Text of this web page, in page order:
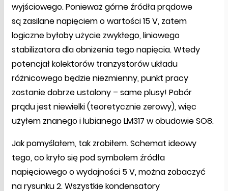
wyjściowego. Ponieważ górne źródła prądowe
są zasilane napięciem o wartości 15 V, zatem
logiczne byłoby użycie zwykłego, liniowego
stabilizatora dla obniżenia tego napięcia. Wtedy
potencjał kolektorów tranzystorów układu
różnicowego będzie niezmienny, punkt pracy
zostanie dobrze ustalony – same plusy! Pobór
prądu jest niewielki (teoretycznie zerowy), więc
użyłem znanego i lubianego LM317 w obudowie SO8.
Jak pomyślałem, tak zrobiłem. Schemat ideowy
tego, co kryło się pod symbolem źródła
napięciowego o wydajności 5 V, można zobaczyć
na rysunku 2. Wszystkie kondensatory